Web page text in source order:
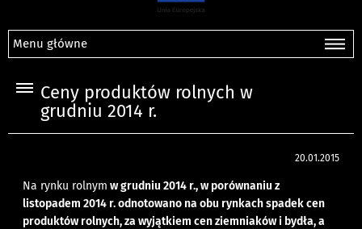
Menu główne
Ceny produktów rolnych w
grudniu 2014 r.
20.01.2015
Na rynku rolnym w grudniu 2014 r., w porównaniu z
listopadem 2014 r. odnotowano na obu rynkach spadek cen
produktów rolnych, za wyjątkiem cen ziemniaków i bydła, a